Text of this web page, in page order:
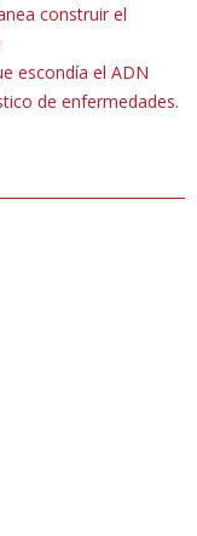
construir el
escondía el ADN
de enfermedades.